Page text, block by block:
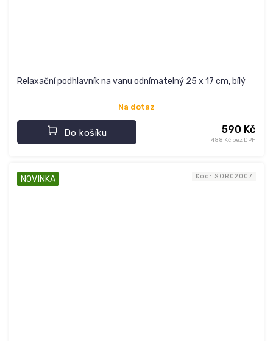
Relaxační podhlavník na vanu odnímatelný 25 x 17 cm, bílý
Na dotaz
488 Kč bez DPH
590 Kč
Do košíku
NOVINKA Kód: SOR02007